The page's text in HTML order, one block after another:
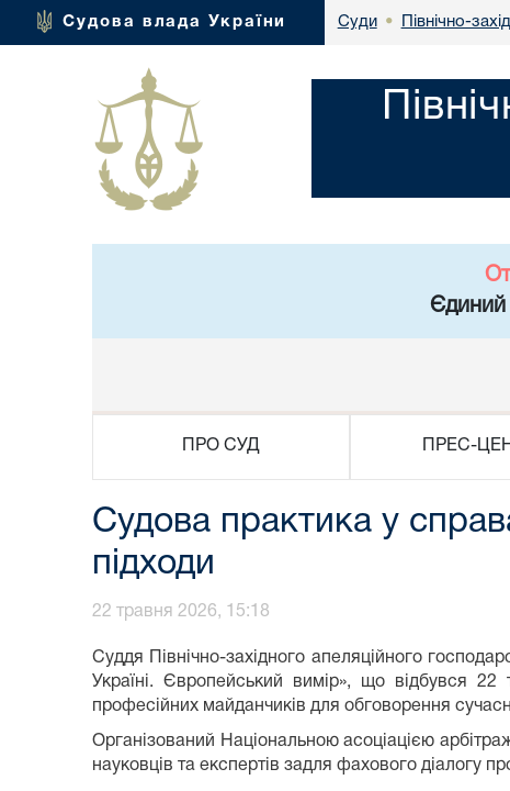
Судова влада України Суди • Північно-
Єдиний
ПРО СУД ПРЕС-
Судова практика у
підходи
22 травня 2026, 15:18
Суддя Північно-західного апеляційного
Україні. Європейський вимір», що відбувся
професійних майданчиків для обговорення
Організований Національною асоціацією
науковців та експертів задля фахового діалогу